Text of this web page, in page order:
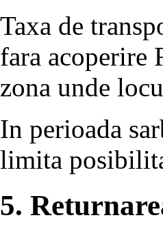
Taxa de
fara acoperire
zona unde
In perioada
limita
5.